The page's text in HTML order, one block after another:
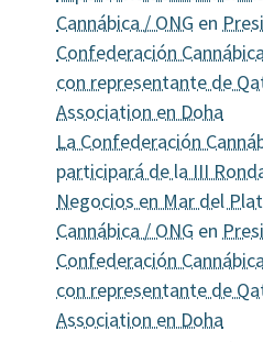
Cannábica / ONG en
Confederación
con representante de
Association en Doha
La Confederación
participará de la III
Negocios en Mar del
Cannábica / ONG en
Confederación
con representante de
Association en Doha